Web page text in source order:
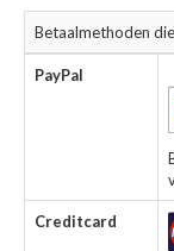
Betaalmethoden
PayPal
Creditcard